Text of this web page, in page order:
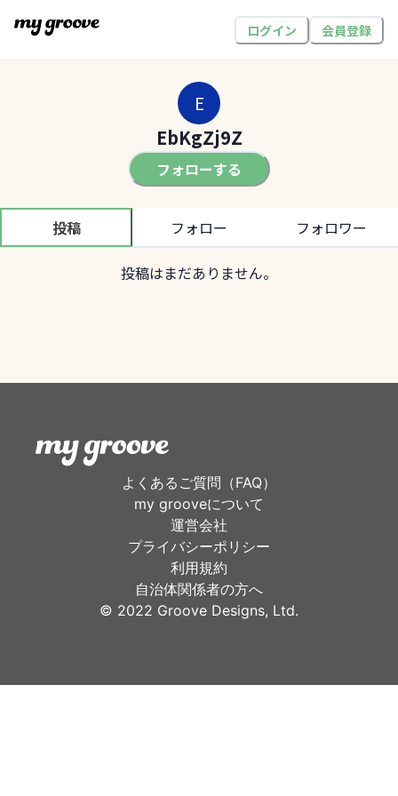
ログイン 会員登録
E
EbKgZj9Z
フォローする
投稿 フォロー フォロワー
投稿はまだありません。
よくあるご質問（FAQ）
my grooveについて
運営会社
プライバシーポリシー
利用規約
自治体関係者の方へ
©︎ 2022 Groove Designs, Ltd.